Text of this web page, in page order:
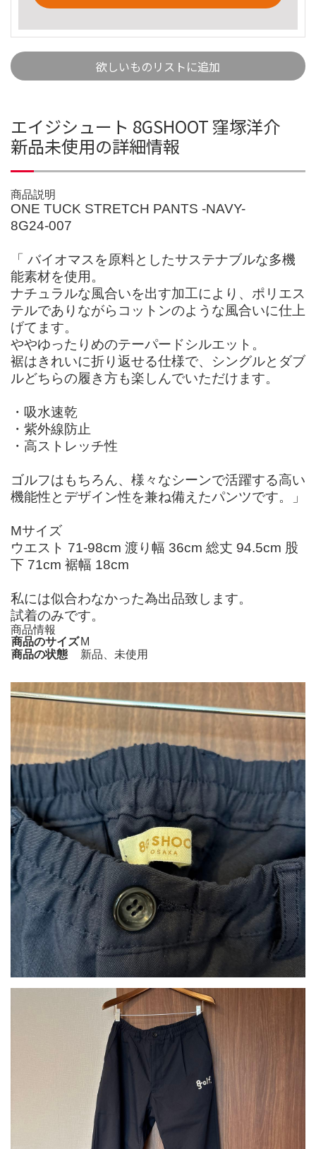
欲しいものリストに追加
エイジシュート 8GSHOOT 窪塚洋介
新品未使用の詳細情報
商品説明
ONE TUCK STRETCH PANTS -NAVY-
8G24-007
「 バイオマスを原料としたサステナブルな多機
能素材を使用。
ナチュラルな風合いを出す加工により、ポリエス
テルでありながらコットンのような風合いに仕上
げてます。
ややゆったりめのテーパードシルエット。
裾はきれいに折り返せる仕様で、シングルとダブ
ルどちらの履き方も楽しんでいただけます。
・吸水速乾
・紫外線防止
・高ストレッチ性
ゴルフはもちろん、様々なシーンで活躍する高い
機能性とデザイン性を兼ね備えたパンツです。」
Mサイズ
ウエスト 71-98cm 渡り幅 36cm 総丈 94.5cm 股
下 71cm 裾幅 18cm
私には似合わなかった為出品致します。
試着のみです。
商品情報
商品のサイズ M
商品の状態
新品、未使用